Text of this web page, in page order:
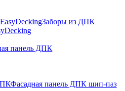
Заборы из ДПК
панель ДПК
Фасадная панель ДПК шип-паз